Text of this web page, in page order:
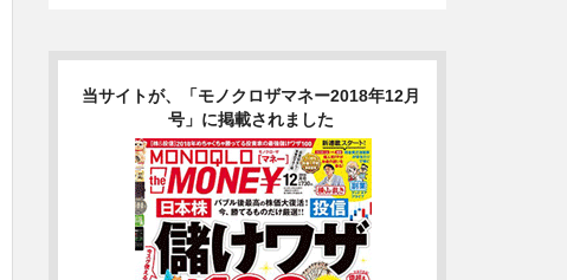
当サイトが、「モノクロザマネー2018年12月
号」に掲載されました